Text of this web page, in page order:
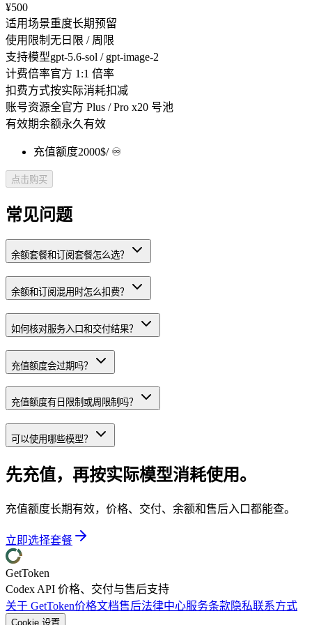
¥500
适用场景重度长期预留
使用限制 无日限 / 周限
支持模型gpt-5.6-sol / gpt-image-2
计费倍率官方 1:1 倍率
扣费方式按实际消耗扣减
账号资源全官方 Plus / Pro x20 号池
有效期余额永久有效
充值额度2000$/ ♾️
点击购买
常见问题
余额套餐和订阅套餐怎么选？
余额和订阅混用时怎么扣费？
如何核对服务入口和交付结果？
充值额度会过期吗？
充值额度有日限制或周限制吗？
可以使用哪些模型？
先充值，再按实际模型消耗使用。
充值额度长期有效，价格、交付、余额和售后入口都能查。
立即选择套餐
GetToken
Codex API 价格、交付与售后支持
关于 GetToken价格文档售后法律中心服务条款隐私联系方式
Cookie 设置